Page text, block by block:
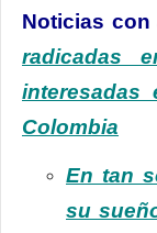
Noticias con
radicadas
Colombia
En tan
su